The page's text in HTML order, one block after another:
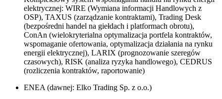
elektrycznej: WIRE (Wymiana informacji Handlowych z
OSP), TAXUS (zarządzanie kontraktami), Trading Desk
(bezpośredni handel na giełdach i platformach obrotu),
ConAn (wielokryterialna optymalizacja portfela kontraktów,
wspomaganie ofertowania, optymalizacja działania na rynku
energii elektrycznej), LARIX (prognozowanie szeregów
czasowych), RISK (analiza ryzyka handlowego), CEDRUS
(rozliczenia kontraktów, raportowanie)
ENEA (dawnej: Elko Trading Sp. z o.o.)